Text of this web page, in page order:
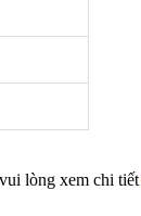
lòng xem chi tiết